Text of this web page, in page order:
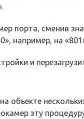
порта, сменив
например, на
и
объекте
эту